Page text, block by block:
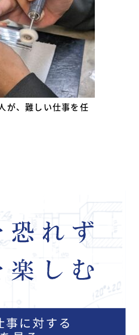
が、難しい仕事を任